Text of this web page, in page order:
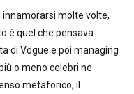
innamorarsi molte volte,
è quel che pensava
di Vogue e poi managing
o meno celebri ne
metaforico, il